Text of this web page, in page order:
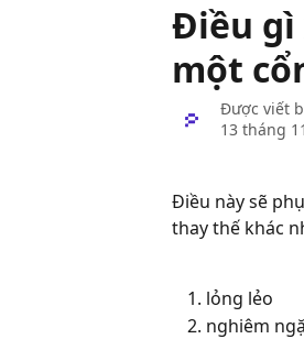
Điều gì
một
Được viết
13 tháng
Điều này sẽ
thay thế khác
lỏng lẻo
nghiêm